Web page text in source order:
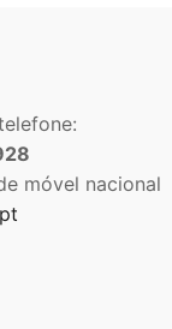
móvel nacional